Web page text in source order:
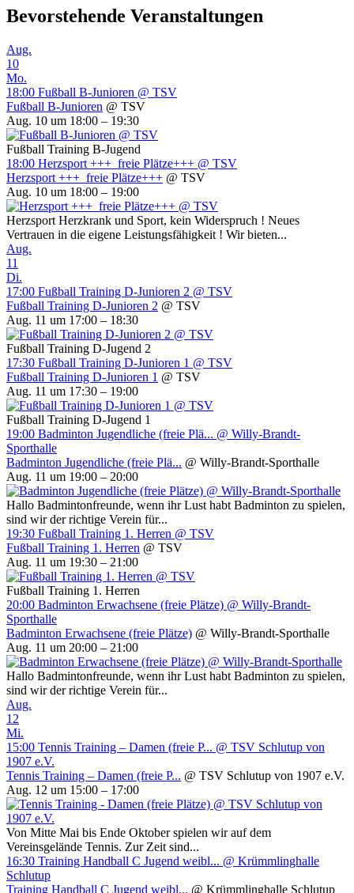
Bevorstehende Veranstaltungen
Aug.
10
Mo.
18:00 Fußball B-Junioren @ TSV
Fußball B-Junioren @ TSV
Aug. 10 um 18:00 – 19:30
Fußball Training B-Jugend
18:00 Herzsport +++ freie Plätze+++ @ TSV
Herzsport +++ freie Plätze+++ @ TSV
Aug. 10 um 18:00 – 19:00
Herzsport Herzkrank und Sport, kein Widerspruch ! Neues
Vertrauen in die eigene Leistungsfähigkeit ! Wir bieten...
Aug.
11
Di.
17:00 Fußball Training D-Junioren 2 @ TSV
Fußball Training D-Junioren 2 @ TSV
Aug. 11 um 17:00 – 18:30
Fußball Training D-Jugend 2
17:30 Fußball Training D-Junioren 1 @ TSV
Fußball Training D-Junioren 1 @ TSV
Aug. 11 um 17:30 – 19:00
Fußball Training D-Jugend 1
19:00 Badminton Jugendliche (freie Plä... @ Willy-Brandt-
Sporthalle
Badminton Jugendliche (freie Plä... @ Willy-Brandt-Sporthalle
Aug. 11 um 19:00 – 20:00
Hallo Badmintonfreunde, wenn ihr Lust habt Badminton zu spielen,
sind wir der richtige Verein für...
19:30 Fußball Training 1. Herren @ TSV
Fußball Training 1. Herren @ TSV
Aug. 11 um 19:30 – 21:00
Fußball Training 1. Herren
20:00 Badminton Erwachsene (freie Plätze) @ Willy-Brandt-
Sporthalle
Badminton Erwachsene (freie Plätze) @ Willy-Brandt-Sporthalle
Aug. 11 um 20:00 – 21:00
Hallo Badmintonfreunde, wenn ihr Lust habt Badminton zu spielen,
sind wir der richtige Verein für...
Aug.
12
Mi.
15:00 Tennis Training – Damen (freie P... @ TSV Schlutup von
1907 e.V.
Tennis Training – Damen (freie P... @ TSV Schlutup von 1907 e.V.
Aug. 12 um 15:00 – 17:00
Von Mitte Mai bis Ende Oktober spielen wir auf dem
Vereinsgelände Tennis. Zur Zeit sind...
16:30 Training Handball C Jugend weibl... @ Krümmlinghalle
Schlutup
Training Handball C Jugend weibl... @ Krümmlinghalle Schlutup